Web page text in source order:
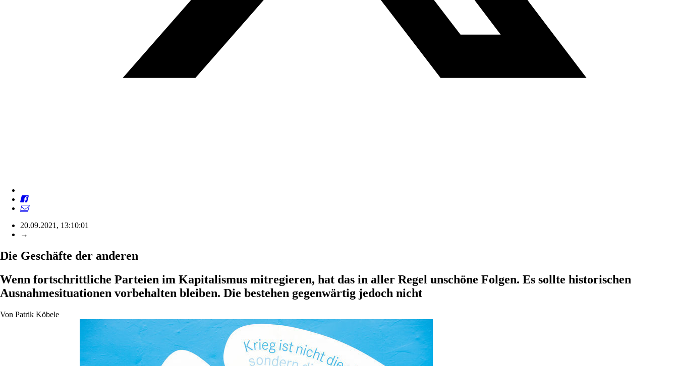
20.09.2021, 13:10:01
→
Die Geschäfte der anderen
Wenn fortschrittliche Parteien im Kapitalismus mitregieren, hat das in aller Regel unschöne Folgen. Es sollte historischen
Ausnahmesituationen vorbehalten bleiben. Die bestehen gegenwärtig jedoch nicht
Von Patrik Köbele